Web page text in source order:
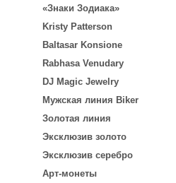
«Знаки Зодиака»
Kristy Patterson
Baltasar Konsione
Rabhasa Venudary
DJ Magic Jewelry
Мужская линия Biker
Золотая линия
Эксклюзив золото
Эксклюзив серебро
Арт-монеты